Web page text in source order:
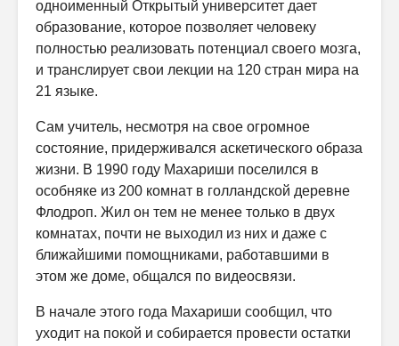
одноименный Открытый университет дает
образование, которое позволяет человеку
полностью реализовать потенциал своего мозга,
и транслирует свои лекции на 120 стран мира на
21 языке.
Сам учитель, несмотря на свое огромное
состояние, придерживался аскетического образа
жизни. В 1990 году Махариши поселился в
особняке из 200 комнат в голландской деревне
Флодроп. Жил он тем не менее только в двух
комнатах, почти не выходил из них и даже с
ближайшими помощниками, работавшими в
этом же доме, общался по видеосвязи.
В начале этого года Махариши сообщил, что
уходит на покой и собирается провести остатки